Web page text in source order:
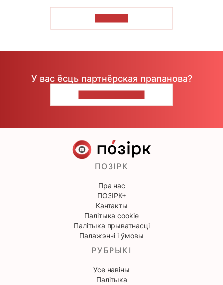
У вас ёсць партнёрская прапанова?
ПОЗІРК
Пра нас
ПОЗІРК+
Кантакты
Палітыка cookie
Палітыка прыватнасці
Палажэнні і ўмовы
РУБРЫКІ
Усе навіны
Палітыка